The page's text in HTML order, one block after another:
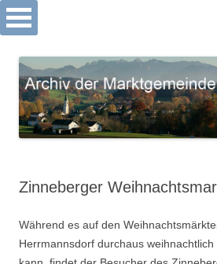
Archiv Markt Glonn
zum
Inhalt
Zinneberger
Während es auf den
Herrmannsdorf durchaus